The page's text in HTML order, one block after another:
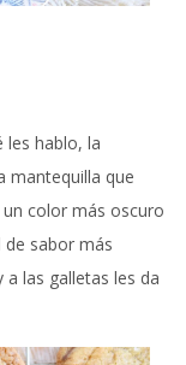
les hablo, la
mantequilla que
color más oscuro
sabor más
las galletas les da